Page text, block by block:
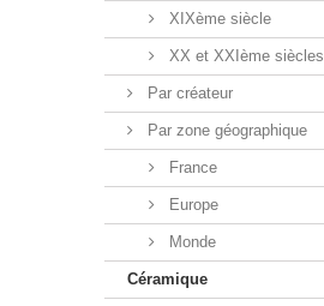
XIXème siècle
XX et XXIème siècles
Par créateur
Par zone géographique
France
Europe
Monde
Céramique